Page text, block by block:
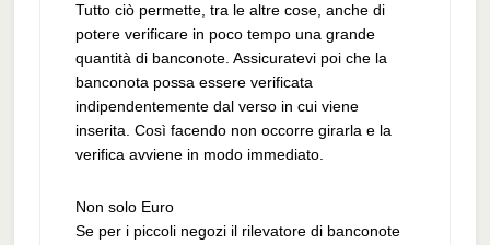
Tutto ciò permette, tra le altre cose, anche di
potere verificare in poco tempo una grande
quantità di banconote. Assicuratevi poi che la
banconota possa essere verificata
indipendentemente dal verso in cui viene
inserita. Così facendo non occorre girarla e la
verifica avviene in modo immediato.
Non solo Euro
Se per i piccoli negozi il rilevatore di banconote